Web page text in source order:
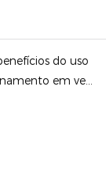
do uso
em vez